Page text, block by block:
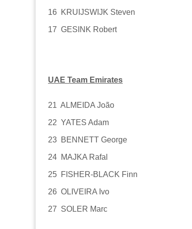
16 KRUIJSWIJK Steven
17 GESINK Robert
UAE Team Emirates
21 ALMEIDA João
22 YATES Adam
23 BENNETT George
24 MAJKA Rafal
25 FISHER-BLACK Finn
26 OLIVEIRA Ivo
27 SOLER Marc